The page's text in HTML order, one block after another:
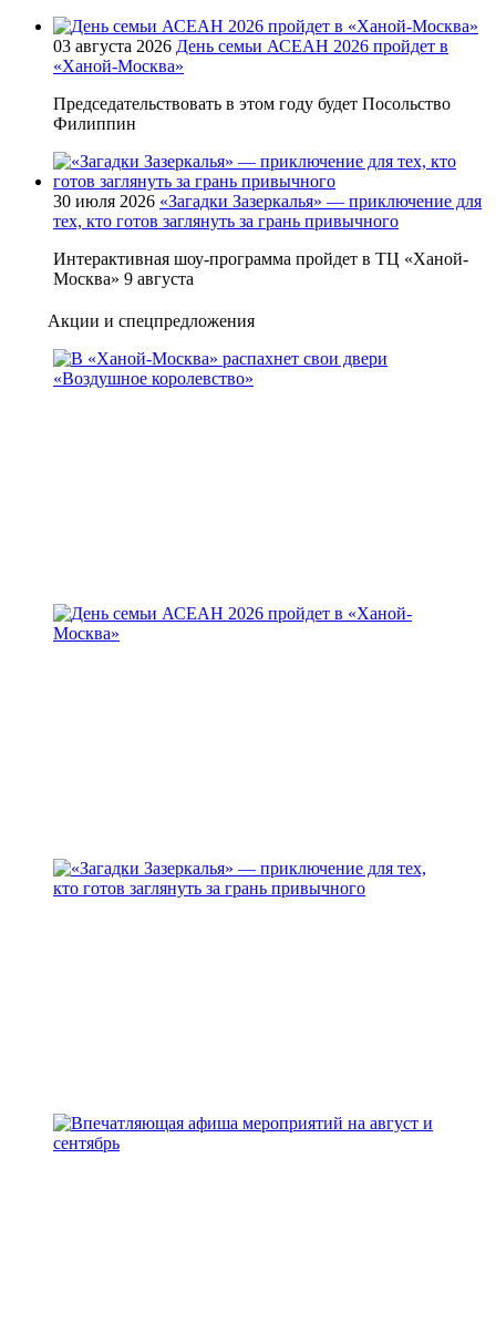
03 августа 2026 День семьи АСЕАН 2026 пройдет в
«Ханой-Москва»
Председательствовать в этом году будет Посольство
Филиппин
30 июля 2026 «Загадки Зазеркалья» — приключение для
тех, кто готов заглянуть за грань привычного
Интерактивная шоу-программа пройдет в ТЦ «Ханой-
Москва» 9 августа
Акции и спецпредложения